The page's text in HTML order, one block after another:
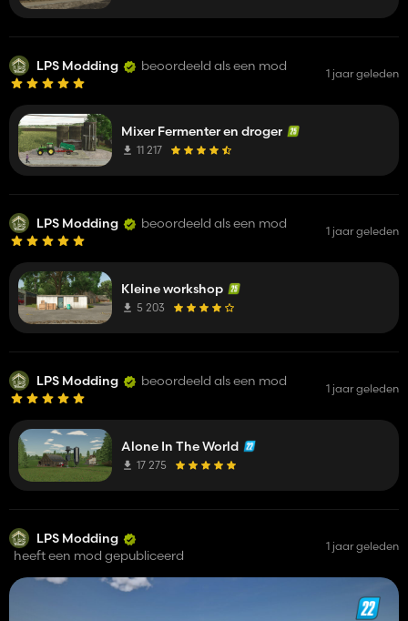
LPS Modding beoordeeld als een mod 1 jaar geleden
Mixer Fermenter en droger
11 217
LPS Modding beoordeeld als een mod 1 jaar geleden
Kleine workshop
5 203
LPS Modding beoordeeld als een mod 1 jaar geleden
Alone In The World
17 275
LPS Modding
heeft een mod gepubliceerd
1 jaar geleden